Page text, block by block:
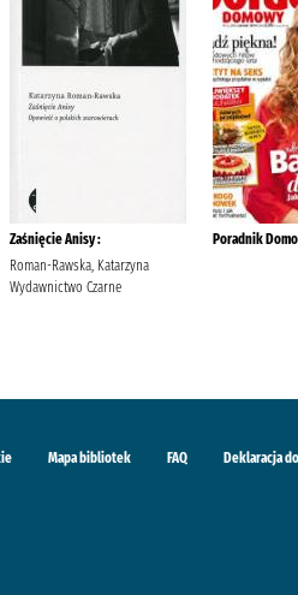
Zaśnięcie Anisy :
Roman-Rawska, Katarzyna
Wydawnictwo Czarne
Poradnik
Mapa bibliotek FAQ Deklaracja